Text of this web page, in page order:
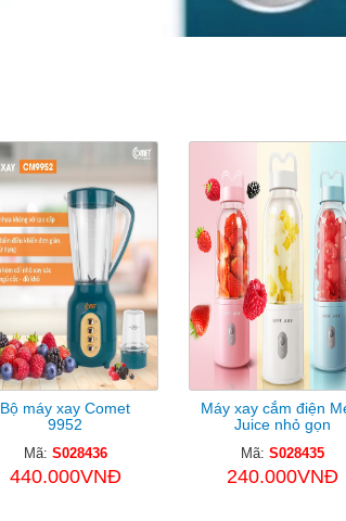
Bộ máy xay Comet
9952
Mã: S028436
440.000VNĐ
Máy xay cắm điện
Juice nhỏ gọn
Mã: S028435
240.000VNĐ